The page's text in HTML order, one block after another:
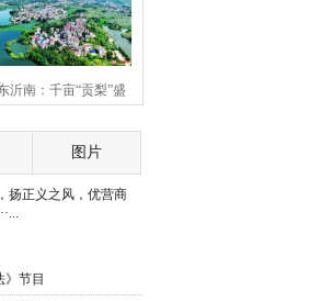
沂南：千亩“贡梨”盛
图片
扬正义之风，优营商
节目